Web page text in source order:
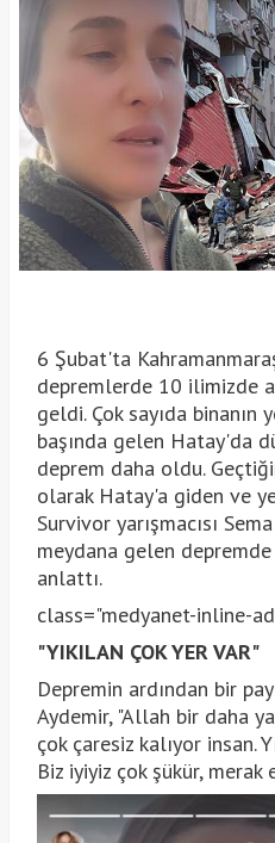
6 Şubat'ta
depremlerde 10 ilimizde
geldi. Çok sayıda
başında gelen Hatay'da
deprem daha oldu.
olarak Hatay'a giden ve
Survivor yarışmacısı
meydana gelen depremde
anlattı.
class="medyanet-inline-
"YIKILAN ÇOK YER VAR"
Depremin ardından bir
Aydemir, "Allah bir daha
çok çaresiz kalıyor insan.
Biz iyiyiz çok şükür, merak